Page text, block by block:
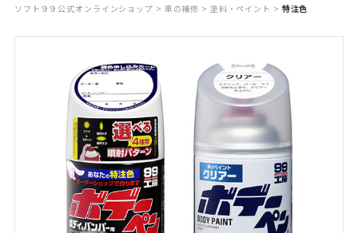
ソフト９９公式オンラインショップ > 車の補修 > 塗料・ペイント > 特注色